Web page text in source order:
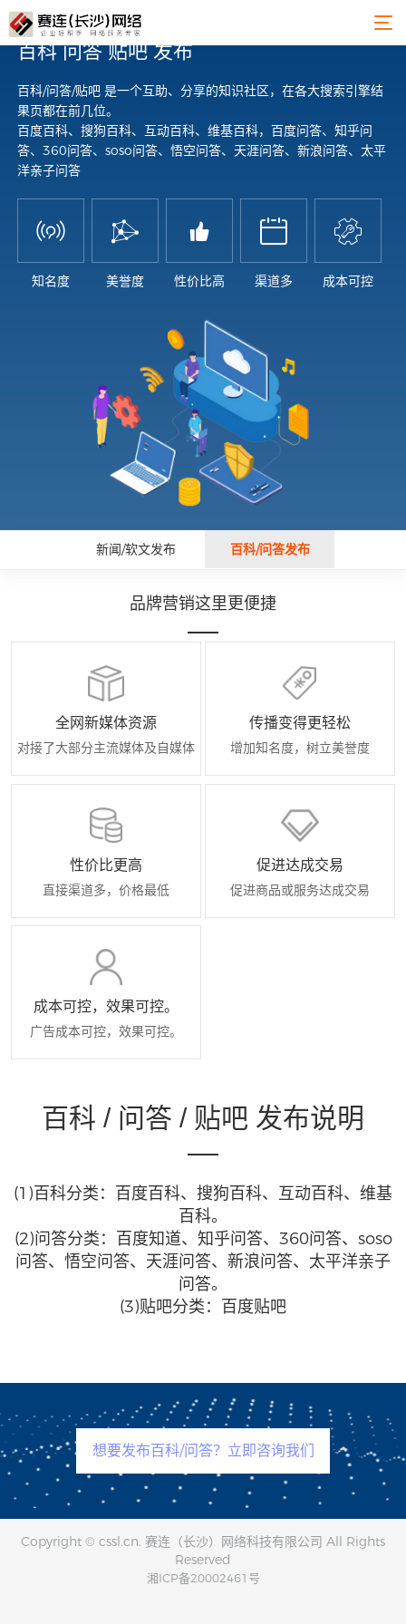
百科 问答 贴吧 发布
百科/问答/贴吧 是一个互助、分享的知识社区，在各大搜索引擎结
果页都在前几位。
百度百科、搜狗百科、互动百科、维基百科，百度问答、知乎问
答、360问答、soso问答、悟空问答、天涯问答、新浪问答、太平
洋亲子问答

知名度

美誉度

性价比高

渠道多

成本可控
新闻/软文发布 百科/问答发布
品牌营销这里更便捷
全网新媒体资源
对接了大部分主流媒体及自媒体
传播变得更轻松
增加知名度，树立美誉度
性价比更高
直接渠道多，价格最低
促进达成交易
促进商品或服务达成交易
成本可控，效果可控。
广告成本可控，效果可控。
百科 / 问答 / 贴吧 发布说明
(1)百科分类：百度百科、搜狗百科、互动百科、维基
百科。
(2)问答分类：百度知道、知乎问答、360问答、soso
问答、悟空问答、天涯问答、新浪问答、太平洋亲子
问答。
(3)贴吧分类：百度贴吧
想要发布百科/问答？立即咨询我们
Copyright © cssl.cn. 赛连（长沙）网络科技有限公司 All Rights
Reserved
湘ICP备20002461号